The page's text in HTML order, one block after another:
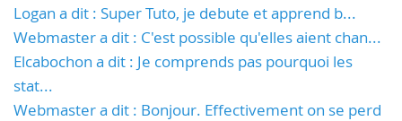
Logan a dit : Super Tuto, je debute et apprend b...
Webmaster a dit : C'est possible qu'elles aient chan...
Elcabochon a dit : Je comprends pas pourquoi les
stat...
Webmaster a dit : Bonjour. Effectivement on se perd